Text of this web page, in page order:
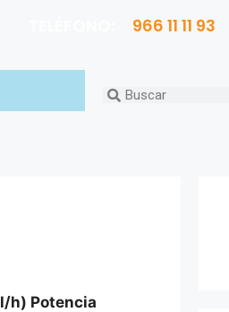
966 11 11 93
h) Potencia